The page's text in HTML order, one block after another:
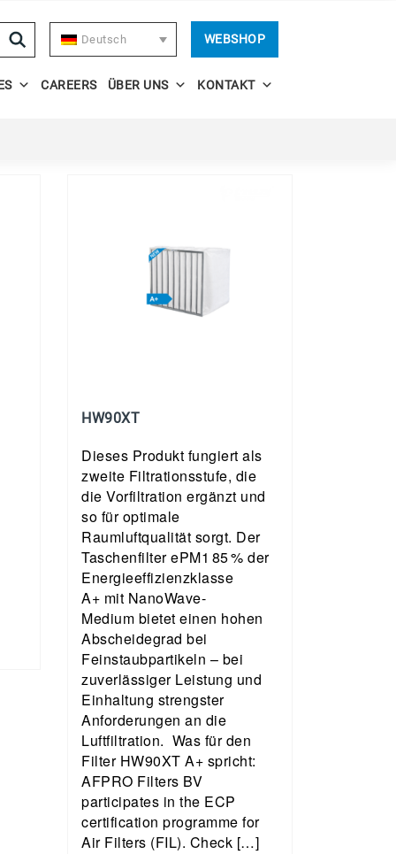
Deutsch WEBSHOP
CAREERS ÜBER UNS KONTAKT
HW90XT
Dieses Produkt fungiert als
zweite Filtrationsstufe, die
die Vorfiltration ergänzt und
so für optimale
Raumluftqualität sorgt. Der
Taschenfilter ePM1 85 % der
Energieeffizienzklasse
A+ mit NanoWave-
Medium bietet einen hohen
Abscheidegrad bei
Feinstaubpartikeln – bei
zuverlässiger Leistung und
Einhaltung strengster
Anforderungen an die
Luftfiltration. Was für den
Filter HW90XT A+ spricht:
AFPRO Filters BV
participates in the ECP
certification programme for
Air Filters (FIL). Check […]